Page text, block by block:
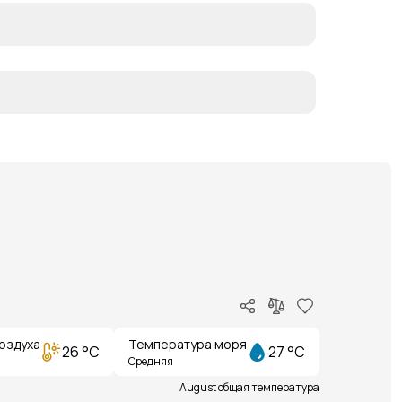
26 °C Температура моря
Средняя 27 °C
August общая температура